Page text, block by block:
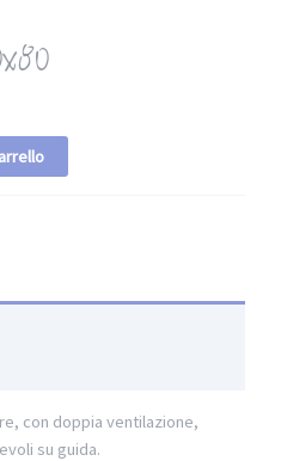
con doppia ventilazione,
su guida.